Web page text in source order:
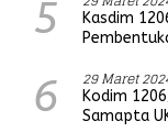
5
Kasdim
6 29 Maret
Kodim
Samapta